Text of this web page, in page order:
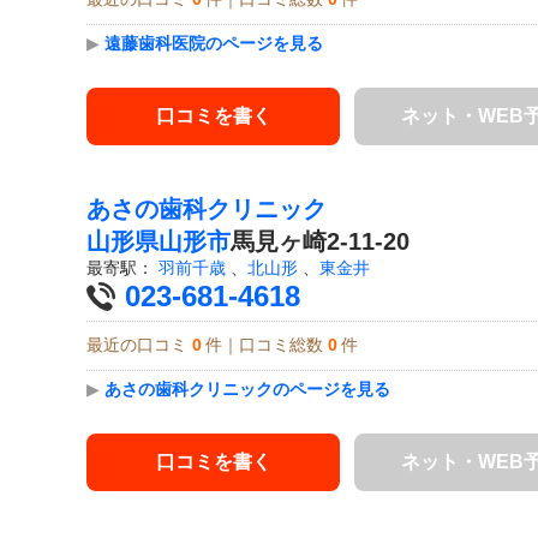
▶ 遠藤歯科医院のページを見る
口コミを書く ネット・WEB
あさの歯科クリニック
山形県山形市馬見ヶ崎2-11-20
最寄駅： 羽前千歳 北山形 東金井
023-681-4618
最近の口コミ 0 件｜口コミ総数 0 件
▶ あさの歯科クリニックのページを見る
口コミを書く ネット・WEB